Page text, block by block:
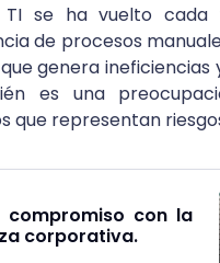
se ha vuelto cada
de procesos
genera
es una
que representan
con la
corporativa.